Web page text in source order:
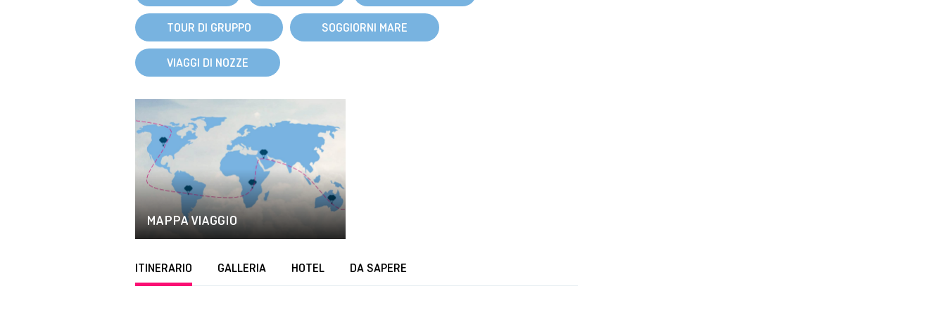
TOUR DI GRUPPO SOGGIORNI MARE
VIAGGI DI NOZZE
MAPPA VIAGGIO
ITINERARIO GALLERIA HOTEL DA SAPERE